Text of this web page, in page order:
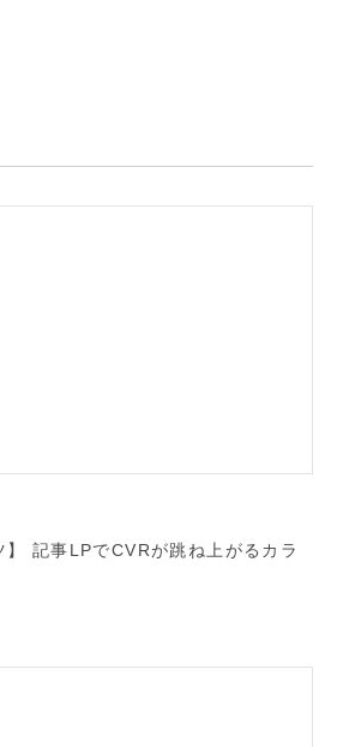
】 記事LPでCVRが跳ね上がるカラ